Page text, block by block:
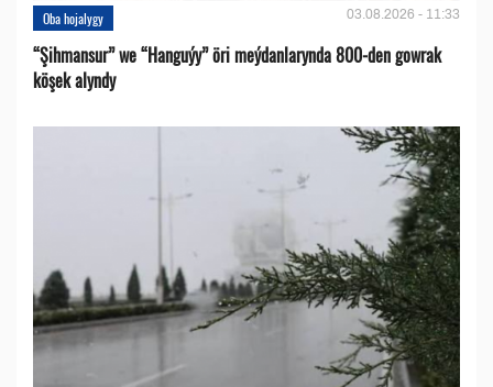
Oba hojalygy 03.08.2026 - 11:33
“Şihmansur” we “Hanguýy” öri meýdanlarynda 800-den gowrak
köşek alyndy